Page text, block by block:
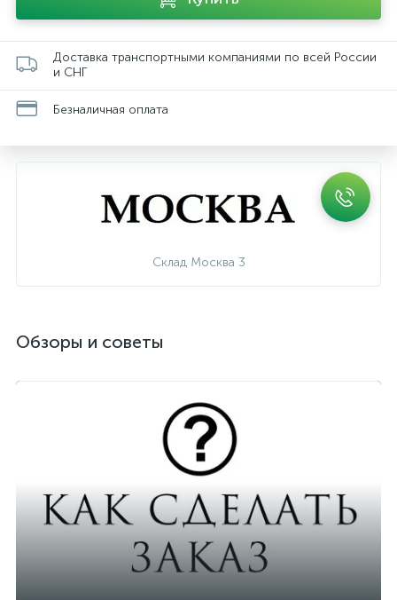
Доставка транспортными компаниями по всей России
и СНГ
Безналичная оплата
Склад Москва 3
Обзоры и советы